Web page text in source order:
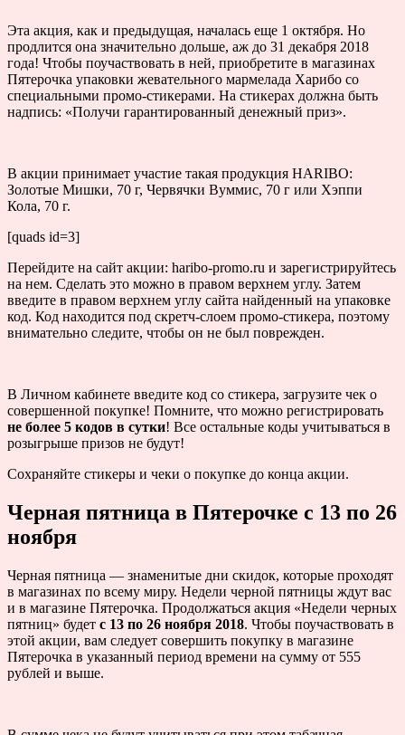
Эта акция, как и предыдущая, началась еще 1 октября. Но
продлится она значительно дольше, аж до 31 декабря 2018
года! Чтобы поучаствовать в ней, приобретите в магазинах
Пятерочка упаковки жевательного мармелада Харибо со
специальными промо-стикерами. На стикерах должна быть
надпись: «Получи гарантированный денежный приз».
В акции принимает участие такая продукция HARIBO:
Золотые Мишки, 70 г, Червячки Вуммис, 70 г или Хэппи
Кола, 70 г.
[quads id=3]
Перейдите на сайт акции: haribo-promo.ru и зарегистрируйтесь
на нем. Сделать это можно в правом верхнем углу. Затем
введите в правом верхнем углу сайта найденный на упаковке
код. Код находится под скретч-слоем промо-стикера, поэтому
внимательно следите, чтобы он не был поврежден.
В Личном кабинете введите код со стикера, загрузите чек о
совершенной покупке! Помните, что можно регистрировать
не более 5 кодов в сутки! Все остальные коды учитываться в
розыгрыше призов не будут!
Сохраняйте стикеры и чеки о покупке до конца акции.
Черная пятница в Пятерочке с 13 по 26
ноября
Черная пятница — знаменитые дни скидок, которые проходят
в магазинах по всему миру. Недели черной пятницы ждут вас
и в магазине Пятерочка. Продолжаться акция «Недели черных
пятниц» будет с 13 по 26 ноября 2018. Чтобы поучаствовать в
этой акции, вам следует совершить покупку в магазине
Пятерочка в указанный период времени на сумму от 555
рублей и выше.